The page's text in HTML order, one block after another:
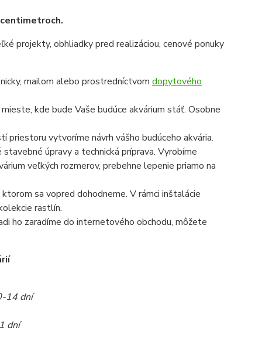
projekty, obhliadky pred realizáciou, cenové ponuky
mailom alebo prostredníctvom dopytového
kde bude Vaše budúce akvárium stáť. Osobne
priestoru vytvoríme návrh vášho budúceho akvária.
úpravy a technická príprava. Vyrobíme
veľkých rozmerov, prebehne lepenie priamo na
sa vopred dohodneme. V rámci inštalácie
rastlín.
ho zaradíme do internetového obchodu, môžete
14 dní
dní